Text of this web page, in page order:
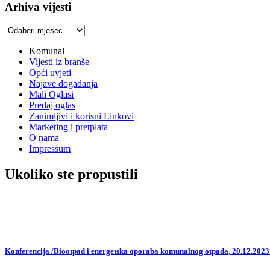
Arhiva vijesti
Arhiva
Komunal
Vijesti iz branše
Opći uvjeti
Najave događanja
Mali Oglasi
Predaj oglas
Zanimljivi i korisni Linkovi
Marketing i pretplata
O nama
Impressum
Ukoliko ste propustili
Konferencija /Biootpad i energetska oporaba komunalnog otpada,